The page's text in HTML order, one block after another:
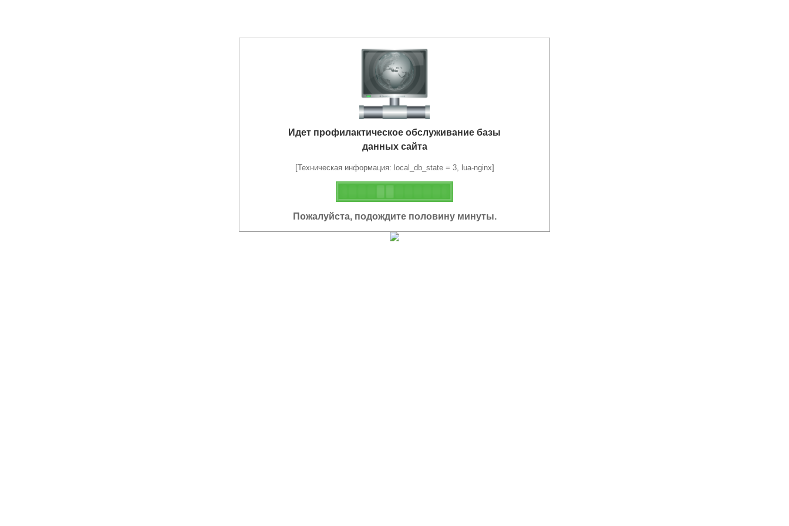
Идет профилактическое обслуживание базы
данных сайта
[Техническая информация: local_db_state = 3, lua-nginx]
Пожалуйста, подождите половину минуты.